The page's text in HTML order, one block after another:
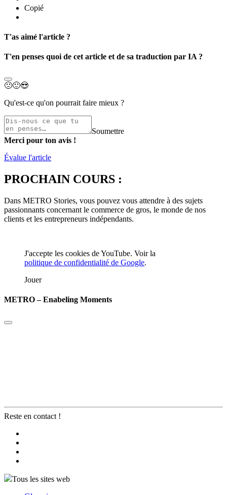
Copié
T'as aimé l'article ?
T'en penses quoi de cet article et de sa traduction par IA ?
🙁🙂😍
Qu'est-ce qu'on pourrait faire mieux ?
Soumettre
Merci pour ton avis !
Évalue l'article
PROCHAIN COURS :
Dans METRO Stories, vous pouvez vous attendre à des sujets
passionnants concernant le commerce de gros, le monde de nos
clients et les entrepreneurs indépendants.
J'accepte les cookies de YouTube. Voir la
politique de confidentialité de Google.
Jouer
METRO – Enabeling Moments
Reste en contact !
Tous les sites web